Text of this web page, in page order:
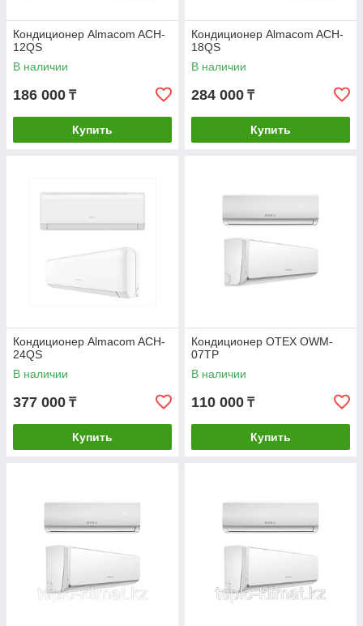
Кондиционер Almacom ACH-
12QS
В наличии
186 000 ₸
Купить
Кондиционер Almacom ACH-
18QS
В наличии
284 000 ₸
Купить
Кондиционер Almacom ACH-
24QS
В наличии
377 000 ₸
Купить
Кондиционер OTEX OWM-
07TР
В наличии
110 000 ₸
Купить